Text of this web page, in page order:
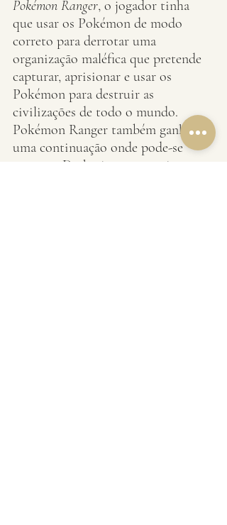
Pokémon Ranger, o jogador tinha
que usar os Pokémon de modo
correto para derrotar uma
organização maléfica que pretende
capturar, aprisionar e usar os
Pokémon para destruir as
civilizações de todo o mundo.
Pokémon Ranger também ganhou
uma continuação onde pode-se
capturar Darkrai em uma missão